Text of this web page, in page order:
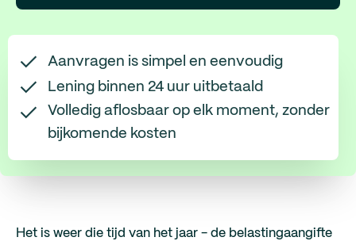
Aanvragen is simpel en eenvoudig
Lening binnen 24 uur uitbetaald
Volledig aflosbaar op elk moment, zonder
bijkomende kosten
Het is weer die tijd van het jaar - de belastingaangifte